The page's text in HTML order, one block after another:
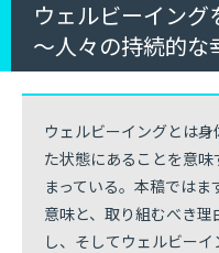
ウェルビーイング
～人々の持続的な
ウェルビーイングとは
た状態にあることを意
まっている。本稿では
意味と、取り組むべき
し、そしてウェルビー